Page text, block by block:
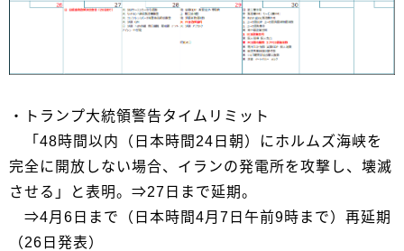
・トランプ大統領警告タイムリミット
「48時間以内（日本時間24日朝）にホルムズ海峡を
完全に開放しない場合、イランの発電所を攻撃し、壊滅
させる」と表明。⇒27日まで延期。
⇒4月6日まで（日本時間4月7日午前9時まで）再延期
（26日発表）